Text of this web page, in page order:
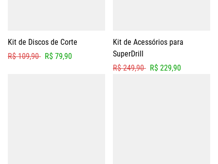
Kit de Discos de Corte
R$ 109,90 R$ 79,90
Kit de Acessórios para
SuperDrill
R$ 249,90 R$ 229,90